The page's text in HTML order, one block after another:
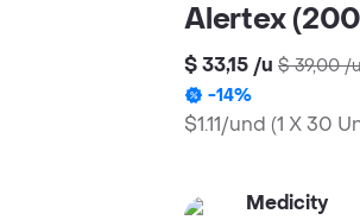
Alertex
$ 33,15 /u $ 39,00/u
-14%
$1.11/und (1 X 30
Medicity